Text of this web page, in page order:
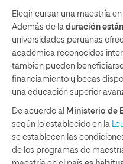
Elegir cursar una maestría
Además de la duración
universidades peruanas
académica reconocidos
también pueden
financiamiento y becas
una educación superior
De acuerdo al Ministerio de
según lo establecido en la
se establecen las
de los programas de